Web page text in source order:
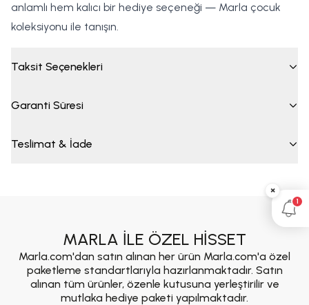
anlamlı hem kalıcı bir hediye seçeneği — Marla çocuk
koleksiyonu ile tanışın.
Taksit Seçenekleri
Garanti Süresi
Teslimat & İade
MARLA İLE ÖZEL HİSSET
Marla.com'dan satın alınan her ürün Marla.com'a özel
paketleme standartlarıyla hazırlanmaktadır. Satın
alınan tüm ürünler, özenle kutusuna yerleştirilir ve
mutlaka hediye paketi yapılmaktadır.
×
1